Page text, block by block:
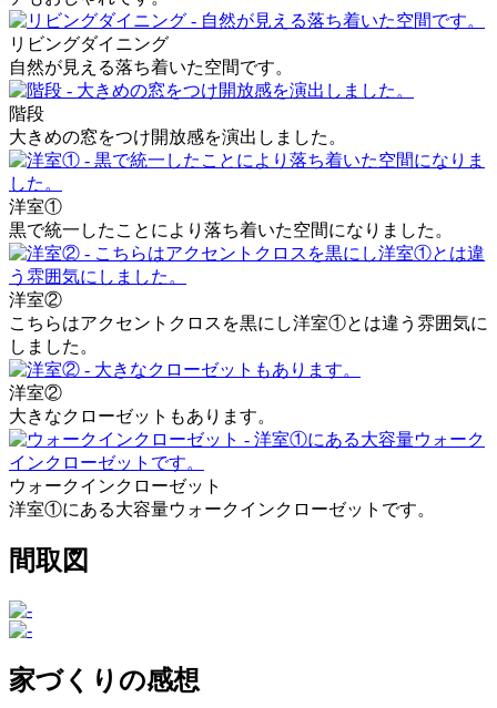
リビングダイニング
自然が見える落ち着いた空間です。
階段
大きめの窓をつけ開放感を演出しました。
洋室①
黒で統一したことにより落ち着いた空間になりました。
洋室②
こちらはアクセントクロスを黒にし洋室①とは違う雰囲気に
しました。
洋室②
大きなクローゼットもあります。
ウォークインクローゼット
洋室①にある大容量ウォークインクローゼットです。
間取図
家づくりの感想